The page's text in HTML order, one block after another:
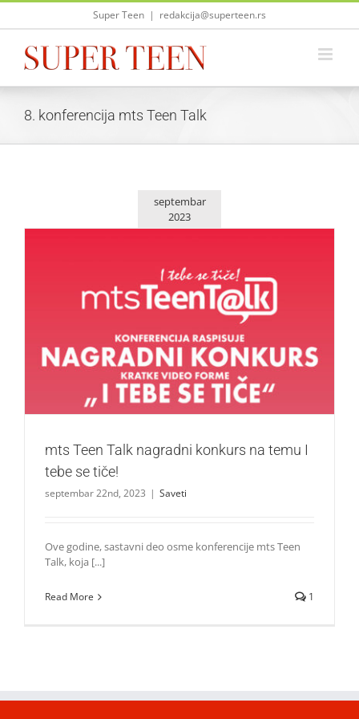
Skip
Super Teen | redakcija@superteen.rs
8. konferencija mts Teen Talk
septembar
2023
mts Teen Talk nagradni konkurs na temu I tebe se tiče!
Saveti
mts Teen Talk nagradni konkurs na temu I
tebe se tiče!
septembar 22nd, 2023 | Saveti
Ove godine, sastavni deo osme konferencije mts Teen
Talk, koja [...]
Read More 1